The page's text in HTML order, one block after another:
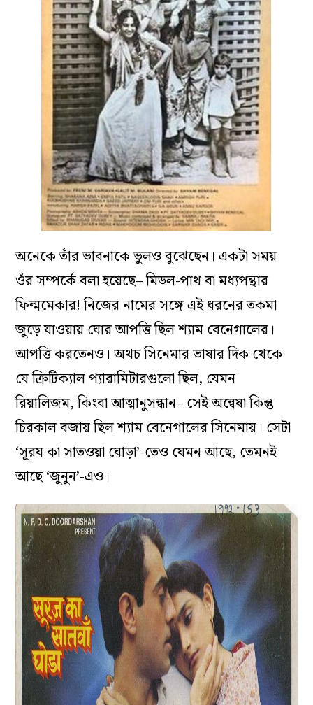
অনেকে তাঁর ভাবনাকে ভুলও বুঝেছেন। একটা সময়
ওঁর সম্পর্কে বলা হয়েছে– মিডল-পাথ বা মধ্যপন্থার
ফিল্মমেকার! নিজের নামের সঙ্গে এই ধরনের তকমা
জুড়ে যাওয়ায় ঘোর আপত্তি ছিল শ্যাম বেনেগালের।
আপত্তি করতেনও। অথচ সিনেমার ভাষার দিক থেকে
যে ক্রিটিক্যাল প্যারামিটারগুলো ছিল, যেমন
রিয়ালিজম, কিংবা আত্মানুসন্ধান– সেই অন্বেষা কিন্তু
চিরকাল বজায় ছিল শ্যাম বেনেগালের সিনেমায়। সেটা
‘সূরয কা সাতওয়া ঘোড়া’-তেও যেমন আছে, তেমনই
আছে ‘জুনুন’-এও।